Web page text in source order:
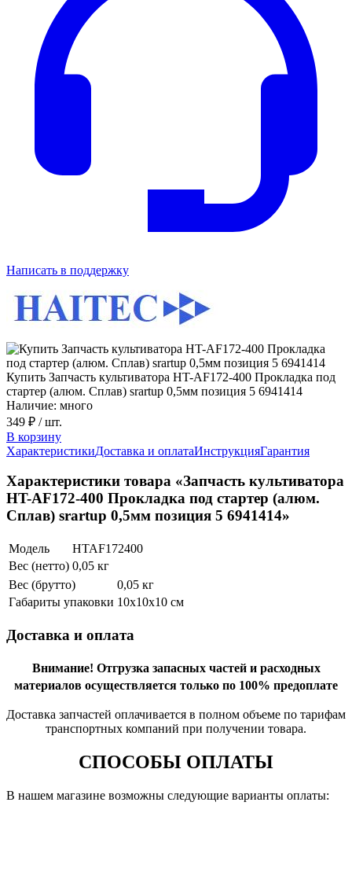
Написать в поддержку
Купить Запчасть культиватора HT-AF172-400 Прокладка под
стартер (алюм. Сплав) srartup 0,5мм позиция 5 6941414
Наличие: много
349 ₽ / шт.
В корзину
ХарактеристикиДоставка и оплатаИнструкцияГарантия
Характеристики товара «Запчасть культиватора
HT-AF172-400 Прокладка под стартер (алюм.
Сплав) srartup 0,5мм позиция 5 6941414»
Модель
HTAF172400
Вес (нетто) 0,05 кг
Вес (брутто)
0,05 кг
Габариты упаковки 10х10х10 см
Доставка и оплата
Внимание! Отгрузка запасных частей и расходных
материалов осуществляется только по 100% предоплате
Доставка запчастей оплачивается в полном объеме по тарифам
транспортных компаний при получении товара.
СПОСОБЫ ОПЛАТЫ
В нашем магазине возможны следующие варианты оплаты: